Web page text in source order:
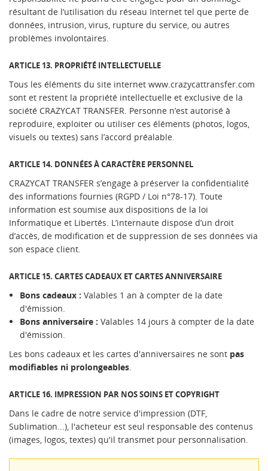
résultant de l’utilisation du réseau Internet tel que perte de
données, intrusion, virus, rupture du service, ou autres
problèmes involontaires.
ARTICLE 13. PROPRIÉTÉ INTELLECTUELLE
Tous les éléments du site internet www.crazycattransfer.com
sont et restent la propriété intellectuelle et exclusive de la
société CRAZYCAT TRANSFER. Personne n’est autorisé à
reproduire, exploiter ou utiliser ces éléments (photos, logos,
visuels ou textes) sans l’accord préalable.
ARTICLE 14. DONNÉES À CARACTÈRE PERSONNEL
CRAZYCAT TRANSFER s’engage à préserver la confidentialité
des informations fournies (RGPD / Loi n°78-17). Toute
information est soumise aux dispositions de la loi
Informatique et Libertés. L’internaute dispose d’un droit
d’accès, de modification et de suppression de ses données via
son espace client.
ARTICLE 15. CARTES CADEAUX ET CARTES ANNIVERSAIRE
Bons cadeaux : Valables 1 an à compter de la date
d'émission.
Bons anniversaire : Valables 14 jours à compter de la date
d'émission.
Les bons cadeaux et les cartes d'anniversaires ne sont pas
modifiables ni prolongeables.
ARTICLE 16. IMPRESSION PAR NOS SOINS ET COPYRIGHT
Dans le cadre de notre service d'impression (DTF,
Sublimation...), l'acheteur est seul responsable des contenus
(images, logos, textes) qu'il transmet pour personnalisation.